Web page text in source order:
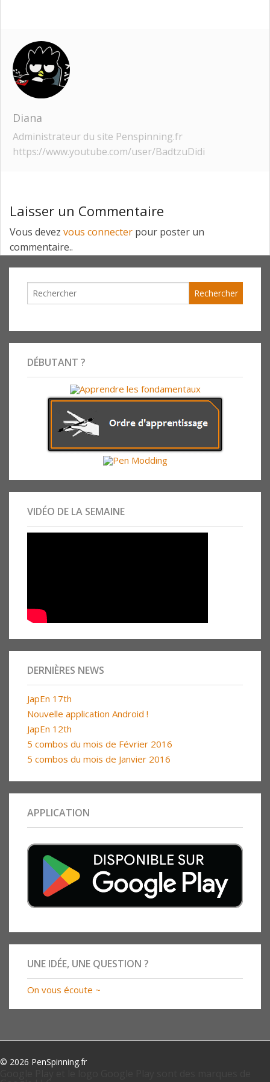
Diana
Administrateur du site Penspinning.fr
https://www.youtube.com/user/BadtzuDidi
Laisser un Commentaire
Vous devez vous connecter pour poster un
commentaire..
DÉBUTANT ?
VIDÉO DE LA SEMAINE
DERNIÈRES NEWS
JapEn 17th
Nouvelle application Android !
JapEn 12th
5 combos du mois de Février 2016
5 combos du mois de Janvier 2016
APPLICATION
UNE IDÉE, UNE QUESTION ?
On vous écoute ~
© 2026 PenSpinning.fr